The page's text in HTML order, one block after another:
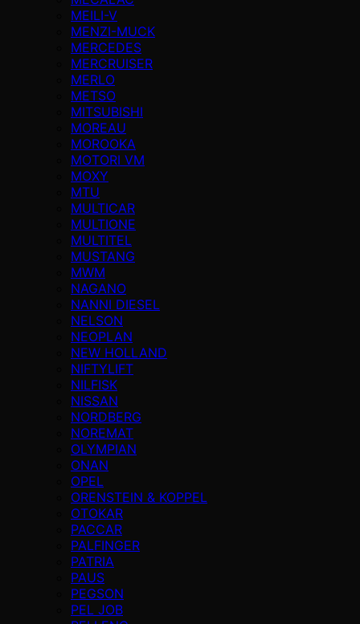
MEILI-V
MENZI-MUCK
MERCEDES
MERCRUISER
MERLO
METSO
MITSUBISHI
MOREAU
MOROOKA
MOTORI VM
MOXY
MTU
MULTICAR
MULTIONE
MULTITEL
MUSTANG
MWM
NAGANO
NANNI DIESEL
NELSON
NEOPLAN
NEW HOLLAND
NIFTYLIFT
NILFISK
NISSAN
NORDBERG
NOREMAT
OLYMPIAN
ONAN
OPEL
ORENSTEIN & KOPPEL
OTOKAR
PACCAR
PALFINGER
PATRIA
PAUS
PEGSON
PEL JOB